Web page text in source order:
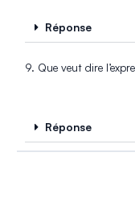
Réponse
9. Que veut dire
Réponse